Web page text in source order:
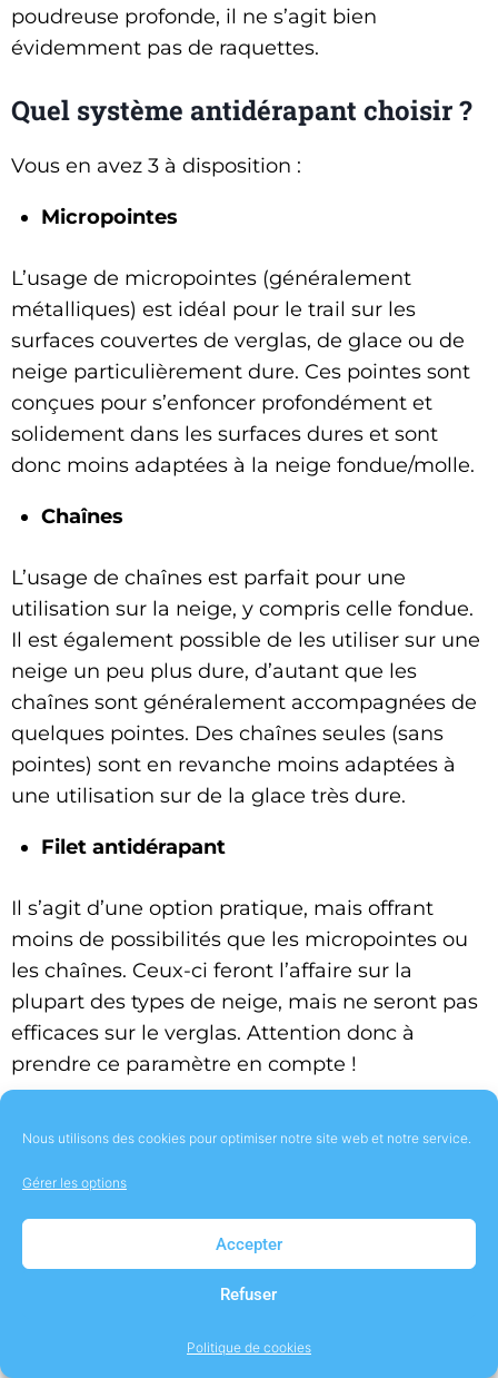
Nous utilisons des cookies pour optimiser notre site web et notre service.
Gérer les options
Accepter
Refuser
Politique de cookies
poudreuse profonde, il ne s’agit bien
évidemment pas de raquettes.
Quel système antidérapant choisir ?
Vous en avez 3 à disposition :
Micropointes
L’usage de micropointes (généralement
métalliques) est idéal pour le trail sur les
surfaces couvertes de verglas, de glace ou de
neige particulièrement dure. Ces pointes sont
conçues pour s’enfoncer profondément et
solidement dans les surfaces dures et sont
donc moins adaptées à la neige fondue/molle.
Chaînes
L’usage de chaînes est parfait pour une
utilisation sur la neige, y compris celle fondue.
Il est également possible de les utiliser sur une
neige un peu plus dure, d’autant que les
chaînes sont généralement accompagnées de
quelques pointes. Des chaînes seules (sans
pointes) sont en revanche moins adaptées à
une utilisation sur de la glace très dure.
Filet antidérapant
Il s’agit d’une option pratique, mais offrant
moins de possibilités que les micropointes ou
les chaînes. Ceux-ci feront l’affaire sur la
plupart des types de neige, mais ne seront pas
efficaces sur le verglas. Attention donc à
prendre ce paramètre en compte !